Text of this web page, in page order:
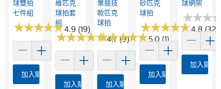
球雙拍
七件組
★★★★★
★★★★★4.9 (19)
加入購物車
維匹克
球拍套
組
★★★★★
★★★★★4.7 (9)
加入購物車
業競技
款匹克
球拍
★★★★★
★★★★★5.0 (1)
加入購物車
砂匹克
球拍
★★★★★
★★★★★4.8 (32)
加入購物車
球網架
★★★
★★★
加入購物